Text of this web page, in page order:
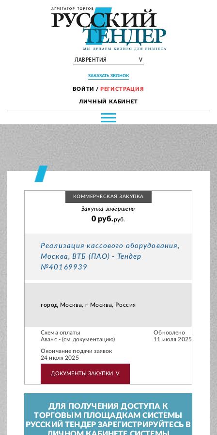
ЛАВРЕНТИЯ V
ЗАКАЗАТЬ ЗВОНОК
ВОЙТИ / РЕГИСТРАЦИЯ
ЛИЧНЫЙ КАБИНЕТ
КОММЕРЧЕСКАЯ ЗАКУПКА
Закупка завершена
0 руб.руб.
Реализация кассового оборудования,
Москва, ВТБ (ПАО) - Тендер
№40169939
город Москва, г Москва, Россия
Схема оплаты
Аванс - (см.документацию)
Обновлено
11 июля 2025
Окончание подачи заявок
24 июля 2025
ДОКУМЕНТЫ ЗАКУПКИ V
ДЛЯ ПОЛУЧЕНИЯ ДОСТУПА К
ТОРГОВЫМ ПЛОЩАДКАМ СИСТЕМЫ
РУССКИЙ ТЕНДЕР ЗАРЕГИСТРИРУЙТЕСЬ В